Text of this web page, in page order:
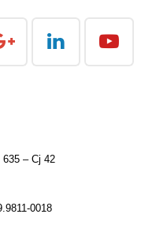
635 – Cj 42
0018